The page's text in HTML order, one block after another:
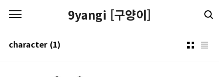
9yangi [구양이]
character (1)